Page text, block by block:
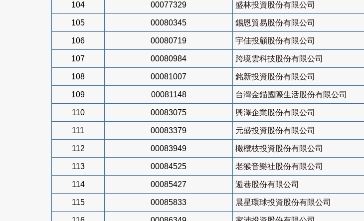
104 00077329 盛林投資股份有限公司
105 00080345 錫恩貿易股份有限公司
106 00080719 宇佳投顧股份有限公司
107 00080984 跨境雲科技股份有限公司
108 00081007 銘新投資股份有限公司
109 00081148 台灣金錨國際生活股份有限公司
110 00083075 興澤企業股份有限公司
111 00083379 元盛投資股份有限公司
112 00083949 橄欖枝投資股份有限公司
113 00084525 老猴音樂社股份有限公司
114 00085427 逅巷股份有限公司
115 00085833 晨星環球投資股份有限公司